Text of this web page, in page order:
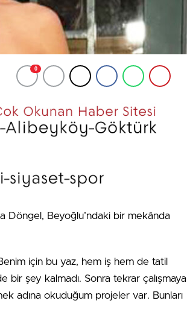
0
Döngel, Beyoğlu’ndaki bir mekânda
için bu yaz, hem iş hem de tatil
bir şey kalmadı. Sonra tekrar çalışmaya
adına okuduğum projeler var. Bunları